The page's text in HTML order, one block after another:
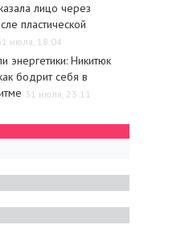
лицо через
пластической
июля, 18:04
энергетики: Никитюк
бодрит себя в
31 июля, 23:11